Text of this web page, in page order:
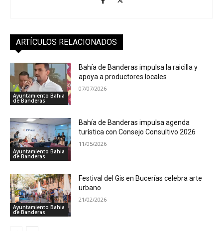
ARTÍCULOS RELACIONADOS
Ayuntamiento Bahia
de Banderas
Bahía de Banderas impulsa la raicilla y
apoya a productores locales
07/07/2026
Ayuntamiento Bahia
de Banderas
Bahía de Banderas impulsa agenda
turística con Consejo Consultivo 2026
11/05/2026
Ayuntamiento Bahia
de Banderas
Festival del Gis en Bucerías celebra arte
urbano
21/02/2026